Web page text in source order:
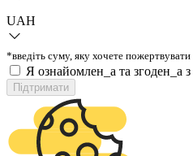
UAH
*введіть суму, яку хочете пожертвувати
Я ознайомлен_а та згоден_а з
Підтримати